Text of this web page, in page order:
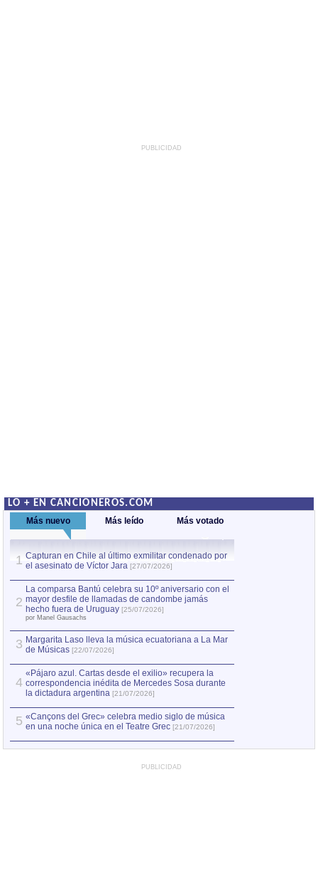
PUBLICIDAD
LO + EN CANCIONEROS.COM
Más nuevo Más leído Más votado
1 Capturan en Chile al último exmilitar condenado por
el asesinato de Víctor Jara [27/07/2026]
2
La comparsa Bantú celebra su 10º aniversario con el
mayor desfile de llamadas de candombe jamás
hecho fuera de Uruguay [25/07/2026]
por Manel Gausachs
3 Margarita Laso lleva la música ecuatoriana a La Mar
de Músicas [22/07/2026]
4
«Pájaro azul. Cartas desde el exilio» recupera la
correspondencia inédita de Mercedes Sosa durante
la dictadura argentina [21/07/2026]
5 «Cançons del Grec» celebra medio siglo de música
en una noche única en el Teatre Grec [21/07/2026]
PUBLICIDAD